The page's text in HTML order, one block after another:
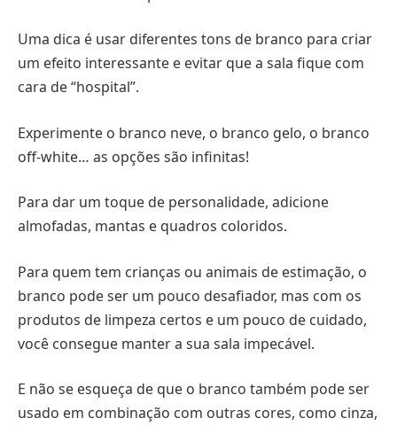
Uma dica é usar diferentes tons de branco para criar
um efeito interessante e evitar que a sala fique com
cara de “hospital”.
Experimente o branco neve, o branco gelo, o branco
off-white… as opções são infinitas!
Para dar um toque de personalidade, adicione
almofadas, mantas e quadros coloridos.
Para quem tem crianças ou animais de estimação, o
branco pode ser um pouco desafiador, mas com os
produtos de limpeza certos e um pouco de cuidado,
você consegue manter a sua sala impecável.
E não se esqueça de que o branco também pode ser
usado em combinação com outras cores, como cinza,